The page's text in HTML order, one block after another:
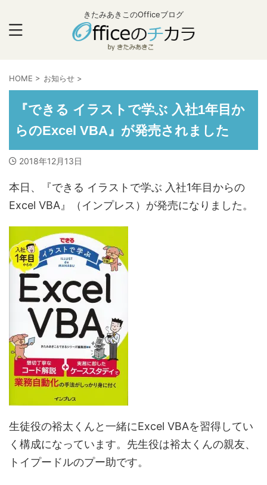
きたみあきこのOfficeブログ
HOME > お知らせ >
『できる イラストで学ぶ 入社1年目か
らのExcel VBA』が発売されました
2018年12月13日
本日、『できる イラストで学ぶ 入社1年目からの
Excel VBA』（インプレス）が発売になりました。
生徒役の裕太くんと一緒にExcel VBAを習得してい
く構成になっています。先生役は裕太くんの親友、
トイプードルのプー助です。